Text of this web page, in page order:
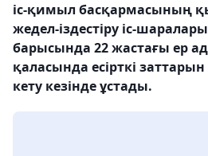
іс-қимыл басқармасының
жедел-іздестіру іс-
барысында 22 жастағы ер
қаласында есірткі
кету кезінде ұстады.